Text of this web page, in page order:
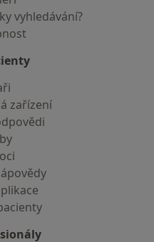
vyhledávání?
zařízení